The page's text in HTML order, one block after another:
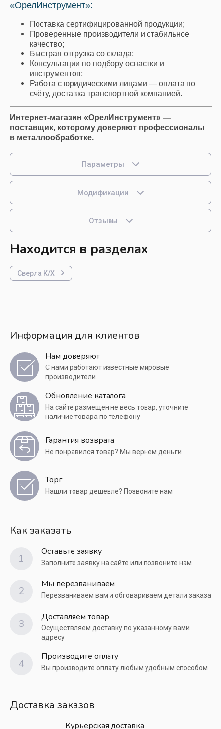
«ОрелИнструмент»:
Поставка сертифицированной продукции;
Проверенные производители и стабильное
качество;
Быстрая отгрузка со склада;
Консультации по подбору оснастки и
инструментов;
Работа с юридическими лицами — оплата по
счёту, доставка транспортной компанией.
Интернет-магазин «ОрелИнструмент» —
поставщик, которому доверяют профессионалы
в металлообработке.
Параметры
Модификации
Отзывы
Находится в разделах
Сверла К/Х
Информация для клиентов
Нам доверяют
С нами работают известные мировые
производители
Обновление каталога
На сайте размещен не весь товар, уточните
наличие товара по телефону
Гарантия возврата
Не понравился товар? Мы вернем деньги
Торг
Нашли товар дешевле? Позвоните нам
Как заказать
1
Оставьте заявку
Заполните заявку на сайте или позвоните нам
2
Мы перезваниваем
Перезваниваем вам и обговариваем детали заказа
3
Доставляем товар
Осуществляем доставку по указанному вами
адресу
4
Производите оплату
Вы производите оплату любым удобным способом
Доставка заказов
Курьерская доставка